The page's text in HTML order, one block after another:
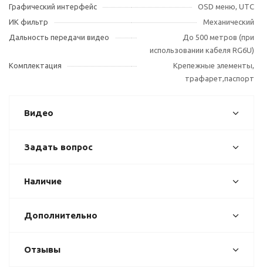
Графический интерфейс
OSD меню, UTC
ИК фильтр
Механический
Дальность передачи видео
До 500 метров (при
использовании кабеля RG6U)
Комплектация
Крепежные элементы,
трафарет,паспорт
Видео
Задать вопрос
Наличие
Дополнительно
Отзывы